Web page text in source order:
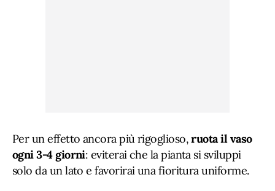
Per un effetto ancora più rigoglioso,ruota il vaso
ogni 3-4 giorni: eviterai che la pianta si sviluppi
solo da un lato e favorirai una fioritura uniforme.